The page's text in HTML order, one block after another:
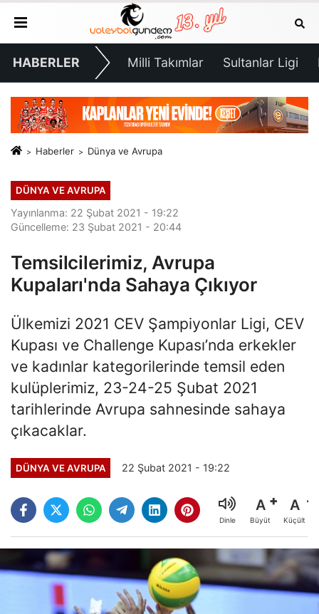
HABERLER Milli Takımlar Sultanlar Ligi
Haberler Dünya ve Avrupa
DÜNYA VE AVRUPA
Yayınlanma: 22 Şubat 2021 - 19:22
Güncelleme: 23 Şubat 2021 - 20:44
Temsilcilerimiz, Avrupa
Kupaları'nda Sahaya Çıkıyor
Ülkemizi 2021 CEV Şampiyonlar Ligi, CEV
Kupası ve Challenge Kupası’nda erkekler
ve kadınlar kategorilerinde temsil eden
kulüplerimiz, 23-24-25 Şubat 2021
tarihlerinde Avrupa sahnesinde sahaya
çıkacaklar.
DÜNYA VE AVRUPA 22 Şubat 2021 - 19:22
Dinle
A
Büyüt
A
Küçült